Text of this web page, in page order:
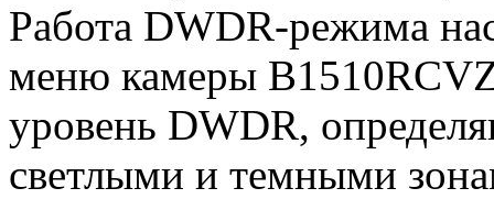
Работа DWDR-режима
меню камеры
уровень DWDR,
светлыми и темными